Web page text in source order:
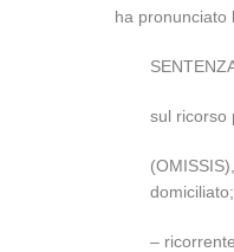
ha pronunciato
sul ricorso
domiciliato;
–